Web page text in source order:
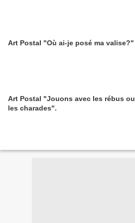
Art Postal "Où ai-je posé ma valise?"
Art Postal "Jouons avec les rébus ou
les charades".